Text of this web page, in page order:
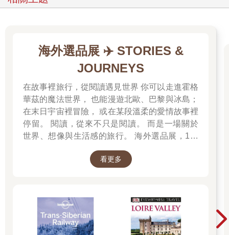
人生也從破碎拼湊到完整。
夠的，她暗中支援大量金錢，還因無力請看護，自願跟周爸輪流
照顧樂明。幸好，周樂明總算好起來，不但工作順利，如今更拿
了不起，玄英想到眼睛就紅了。她為他驕傲，她與有榮焉。
處理完大體，洗了澡，玄英換上乾淨衣服，回家。
當玄英拎著工具箱，揹著大帆布包爬上五樓住家時，老舊帆布包
底突然迸裂，銀色保溫瓶滾落——
王淑惠拾起保溫瓶。跟樸素女兒不同，在服裝公司上班的王女
士，一身豔紅靚裝，戴時髦貝雷帽，大波浪捲髮，妝容精緻，五
海外選品展 ✈️ STORIES &
JOURNEYS
在故事裡旅行，從閱讀遇見世界 你可以走進霍格
華茲的魔法世界， 也能漫遊北歐、巴黎與冰島；
在末日宇宙裡冒險， 或在某段溫柔的愛情故事裡
停留。 閱讀，從來不只是閱讀。 而是一場關於
世界、想像與生活感的旅行。 海外選品展，1折
看更多